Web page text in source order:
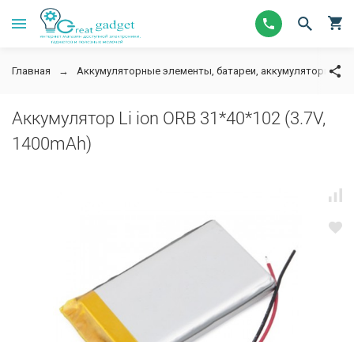
Главная Аккумуляторные элементы, батареи, аккумуляторы
Аккумулятор Li ion ORB 31*40*102 (3.7V,
1400mAh)